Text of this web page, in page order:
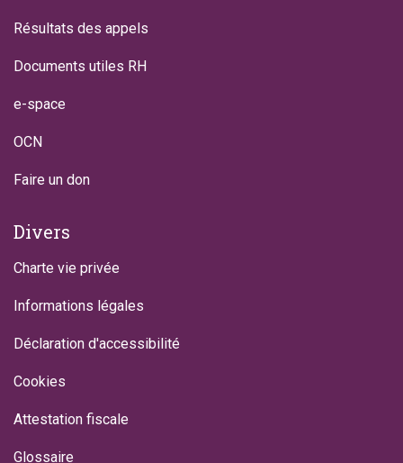
Résultats des appels
Documents utiles RH
e-space
OCN
Faire un don
Divers
Charte vie privée
Informations légales
Déclaration d'accessibilité
Cookies
Attestation fiscale
Glossaire